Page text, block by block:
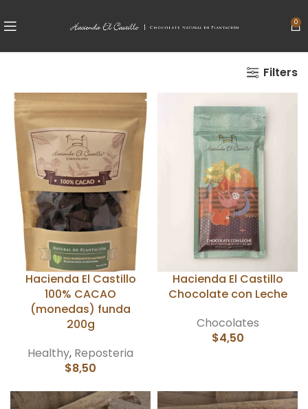
0
Filters
Hacienda El Castillo
100% CACAO
(monedas) funda
200g
Healthy, Reposteria
$8,50
Hacienda El Castillo
Chocolate con Leche
Chocolates
$4,50